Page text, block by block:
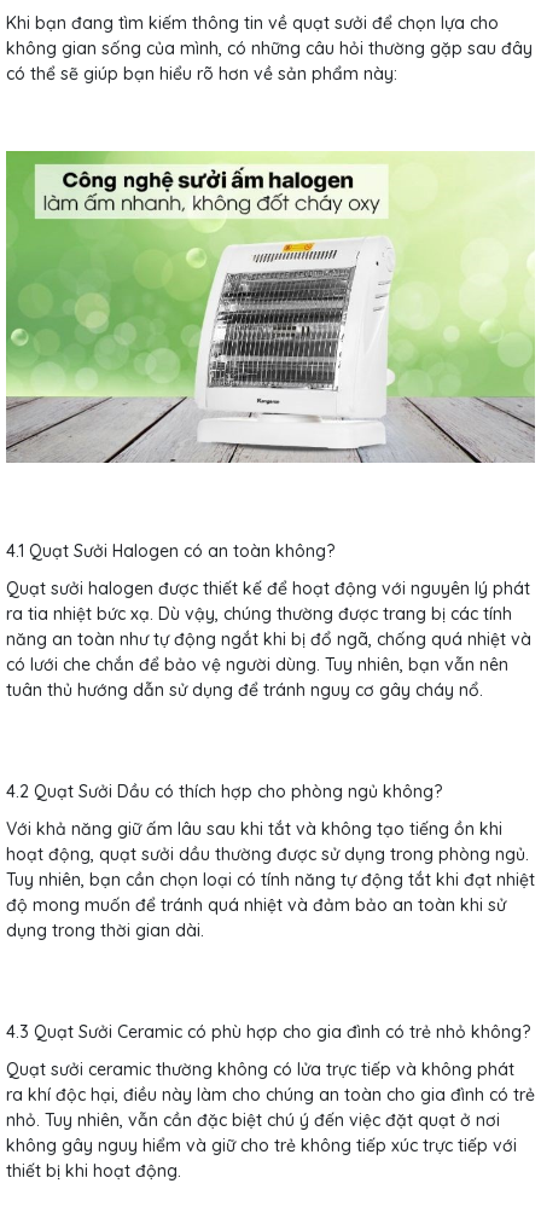
Khi bạn đang tìm kiếm thông tin về quạt sưởi để chọn lựa cho
không gian sống của mình, có những câu hỏi thường gặp sau đây
có thể sẽ giúp bạn hiểu rõ hơn về sản phẩm này:
4.1 Quạt Sưởi Halogen có an toàn không?
Quạt sưởi halogen được thiết kế để hoạt động với nguyên lý phát
ra tia nhiệt bức xạ. Dù vậy, chúng thường được trang bị các tính
năng an toàn như tự động ngắt khi bị đổ ngã, chống quá nhiệt và
có lưới che chắn để bảo vệ người dùng. Tuy nhiên, bạn vẫn nên
tuân thủ hướng dẫn sử dụng để tránh nguy cơ gây cháy nổ.
4.2 Quạt Sưởi Dầu có thích hợp cho phòng ngủ không?
Với khả năng giữ ấm lâu sau khi tắt và không tạo tiếng ồn khi
hoạt động, quạt sưởi dầu thường được sử dụng trong phòng ngủ.
Tuy nhiên, bạn cần chọn loại có tính năng tự động tắt khi đạt nhiệt
độ mong muốn để tránh quá nhiệt và đảm bảo an toàn khi sử
dụng trong thời gian dài.
4.3 Quạt Sưởi Ceramic có phù hợp cho gia đình có trẻ nhỏ không?
Quạt sưởi ceramic thường không có lửa trực tiếp và không phát
ra khí độc hại, điều này làm cho chúng an toàn cho gia đình có trẻ
nhỏ. Tuy nhiên, vẫn cần đặc biệt chú ý đến việc đặt quạt ở nơi
không gây nguy hiểm và giữ cho trẻ không tiếp xúc trực tiếp với
thiết bị khi hoạt động.